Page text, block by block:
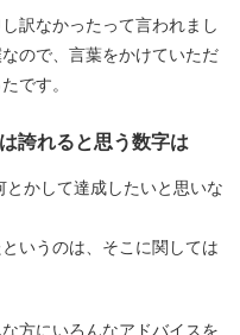
訳なかったって言われまし
ので、言葉をかけていただ
です。
誇れると思う数字は
かして達成したいと思いな
いうのは、そこに関しては
方にいろんなアドバイスを